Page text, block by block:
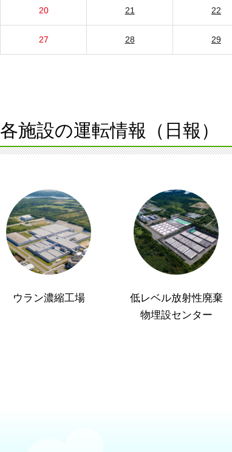
20 21 22
27 28 29
各施設の運転情報（日報）
ウラン濃縮工場
低レベル放射性廃棄
物埋設センター